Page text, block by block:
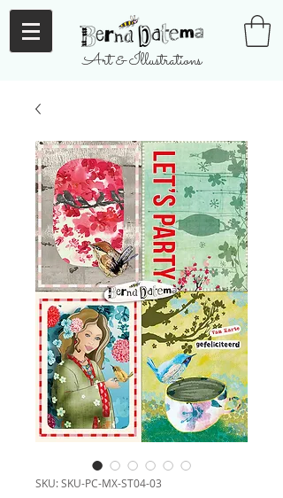
Art & Illustrations
SKU: SKU-PC-MX-ST04-03